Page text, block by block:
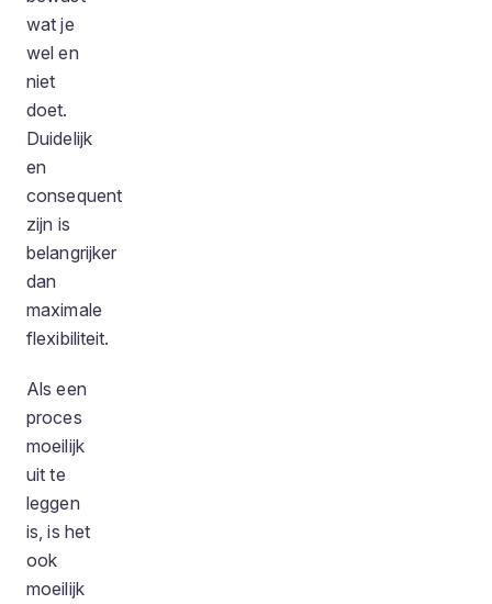
wat je
wel en
niet
doet.
Duidelijk
en
consequent
zijn is
belangrijker
dan
maximale
flexibiliteit.
Als een
proces
moeilijk
uit te
leggen
is, is het
ook
moeilijk